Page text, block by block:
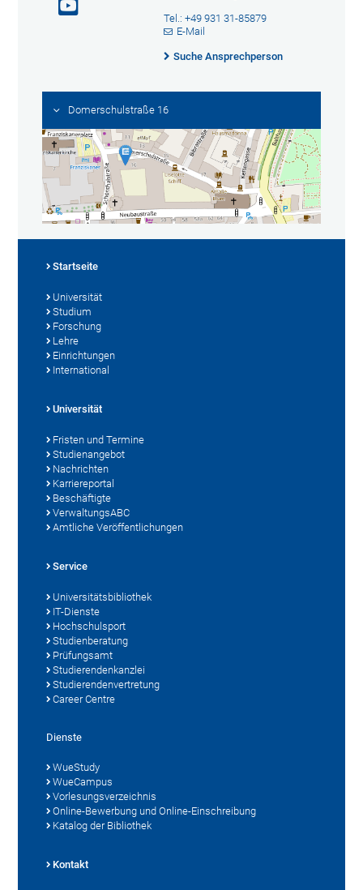
Tel.: +49 931 31-85879
E-Mail
Suche Ansprechperson
Domerschulstraße 16
Startseite
Universität
Studium
Forschung
Lehre
Einrichtungen
International
Universität
Fristen und Termine
Studienangebot
Nachrichten
Karriereportal
Beschäftigte
VerwaltungsABC
Amtliche Veröffentlichungen
Service
Universitätsbibliothek
IT-Dienste
Hochschulsport
Studienberatung
Prüfungsamt
Studierendenkanzlei
Studierendenvertretung
Career Centre
Dienste
WueStudy
WueCampus
Vorlesungsverzeichnis
Online-Bewerbung und Online-Einschreibung
Katalog der Bibliothek
Kontakt